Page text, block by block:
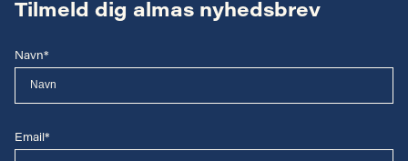
Tilmeld dig almas nyhedsbrev
Navn*
Email*